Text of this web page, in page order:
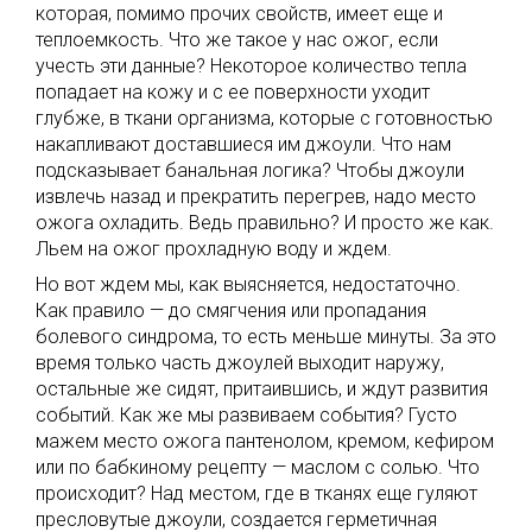
которая, помимо прочих свойств, имеет еще и
теплоемкость. Что же такое у нас ожог, если
учесть эти данные? Некоторое количество тепла
попадает на кожу и с ее поверхности уходит
глубже, в ткани организма, которые с готовностью
накапливают доставшиеся им джоули. Что нам
подсказывает банальная логика? Чтобы джоули
извлечь назад и прекратить перегрев, надо место
ожога охладить. Ведь правильно? И просто же как.
Льем на ожог прохладную воду и ждем.
Но вот ждем мы, как выясняется, недостаточно.
Как правило — до смягчения или пропадания
болевого синдрома, то есть меньше минуты. За это
время только часть джоулей выходит наружу,
остальные же сидят, притаившись, и ждут развития
событий. Как же мы развиваем события? Густо
мажем место ожога пантенолом, кремом, кефиром
или по бабкиному рецепту — маслом с солью. Что
происходит? Над местом, где в тканях еще гуляют
пресловутые джоули, создается герметичная